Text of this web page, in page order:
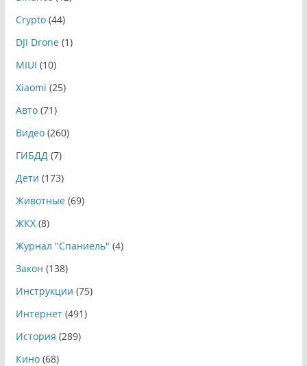
Crypto(44)
DJI Drone(1)
MIUI (10)
Xiaomi (25)
Авто(71)
Видео(260)
ГИБДД(7)
Дети (173)
Животные(69)
ЖКХ(8)
Журнал "Спаниель" (4)
Закон (138)
Инструкции (75)
Интернет(491)
История (289)
Кино(68)